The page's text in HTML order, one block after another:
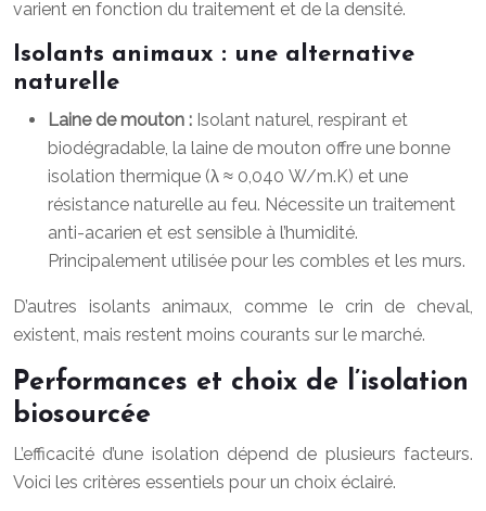
varient en fonction du traitement et de la densité.
Isolants animaux : une alternative
naturelle
Laine de mouton : Isolant naturel, respirant et
biodégradable, la laine de mouton offre une bonne
isolation thermique (λ ≈ 0,040 W/m.K) et une
résistance naturelle au feu. Nécessite un traitement
anti-acarien et est sensible à l’humidité.
Principalement utilisée pour les combles et les murs.
D’autres isolants animaux, comme le crin de cheval,
existent, mais restent moins courants sur le marché.
Performances et choix de l’isolation
biosourcée
L’efficacité d’une isolation dépend de plusieurs facteurs.
Voici les critères essentiels pour un choix éclairé.